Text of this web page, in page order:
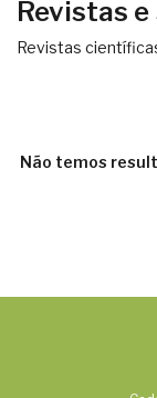
Revistas
Revistas
Não temos